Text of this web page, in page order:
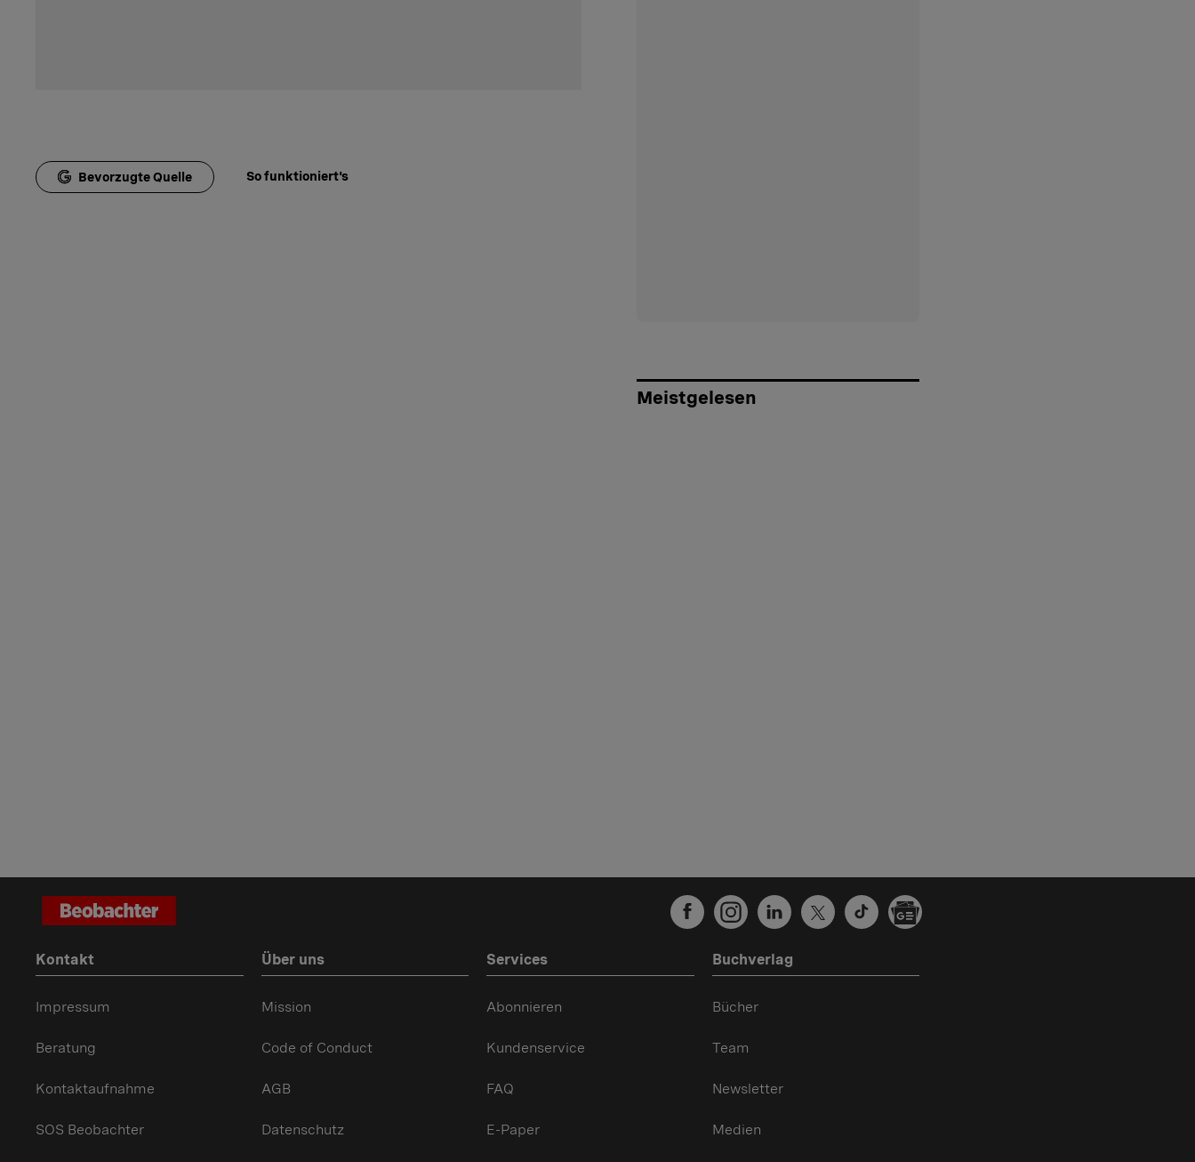
Bevorzugte Quelle So funktioniert's
Meistgelesen
Kontakt
Impressum
Beratung
Kontaktaufnahme
SOS Beobachter
Über uns
Mission
Code of Conduct
AGB
Datenschutz
Services
Abonnieren
Kundenservice
FAQ
E-Paper
Buchverlag
Bücher
Team
Newsletter
Medien